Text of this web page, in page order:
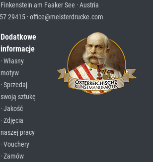
am Faaker See · Austria
29415 · office@meisterdrucke.com
Dodatkowe
informacje
· Własny
motyw
· Sprzedaj
swoją sztukę
· Jakość
· Zdjęcia
naszej pracy
· Vouchery
· Zamów